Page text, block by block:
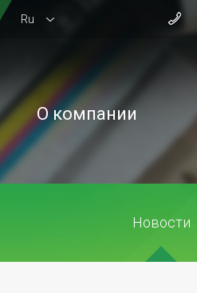
Ru
О компании
Новости